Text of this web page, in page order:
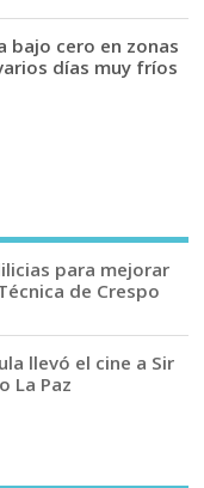
bajo cero en zonas
días muy fríos
para mejorar
de Crespo
llevó el cine a Sir
La Paz